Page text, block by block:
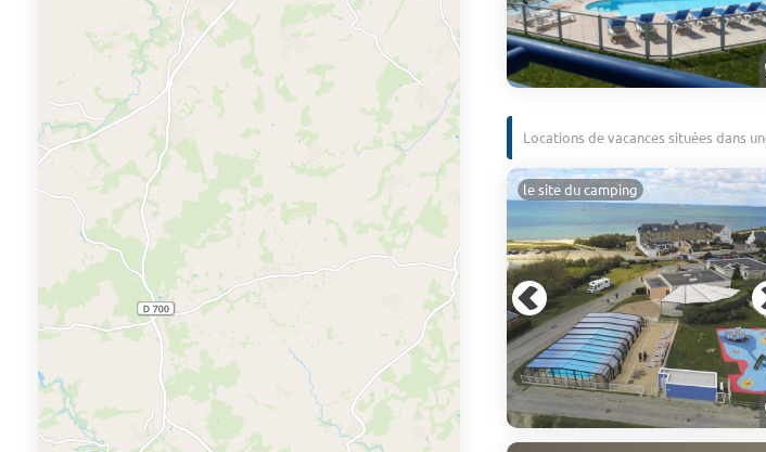
Locations de vacances situées dans
le site du camping